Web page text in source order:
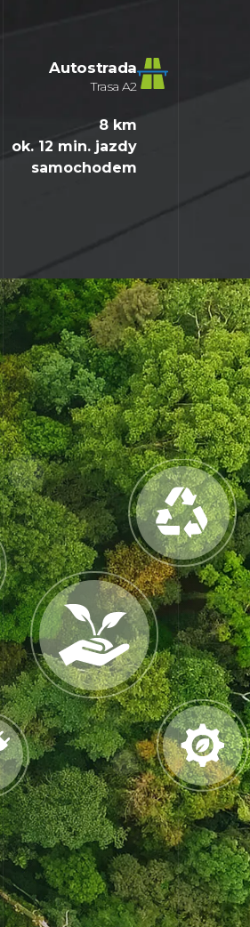
Autostrada
Trasa A2
8 km
ok. 12 min. jazdy
samochodem